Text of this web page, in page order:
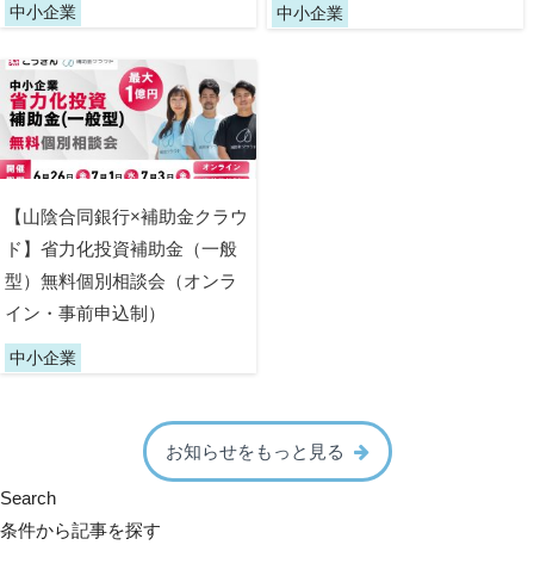
中小企業 中小企業
【山陰合同銀行×補助金クラウ
ド】省力化投資補助金（一般
型）無料個別相談会（オンラ
イン・事前申込制）
中小企業
お知らせをもっと見る
Search
条件から記事を探す